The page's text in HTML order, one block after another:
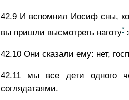
42.9 И вспомнил Иосиф сны,
вы пришли высмотреть наготу*
42.10 Они сказали ему: нет,
42.11 мы все дети одного
соглядатаями.